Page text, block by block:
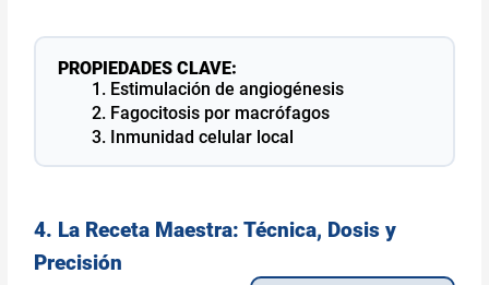
PROPIEDADES CLAVE:
Estimulación de angiogénesis
Fagocitosis por macrófagos
Inmunidad celular local
4. La Receta Maestra: Técnica, Dosis y
Precisión